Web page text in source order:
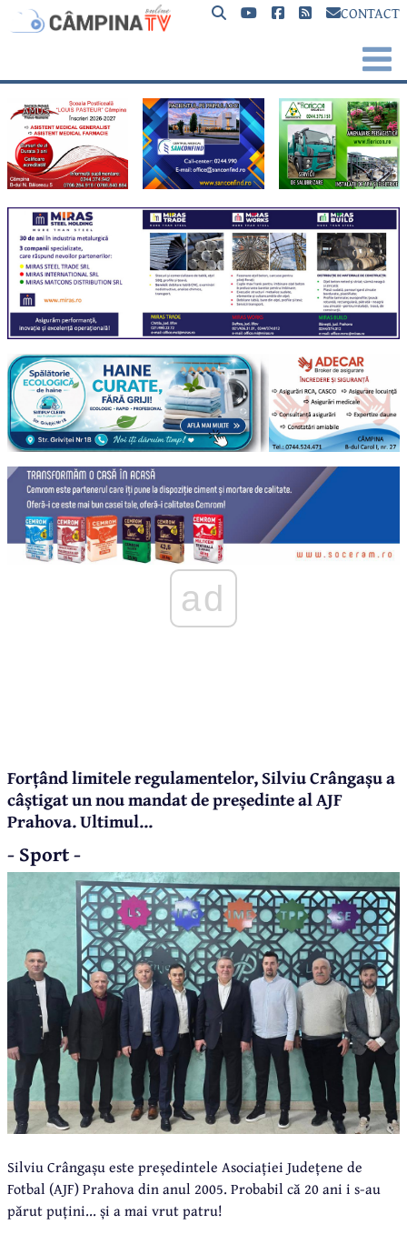
CONTACT
ad
Forțând limitele regulamentelor, Silviu Crângașu a
câștigat un nou mandat de președinte al AJF
Prahova. Ultimul...
- Sport -
Silviu Crângașu este președintele Asociației Județene de
Fotbal (AJF) Prahova din anul 2005. Probabil că 20 ani i s-au
părut puțini... și a mai vrut patru!